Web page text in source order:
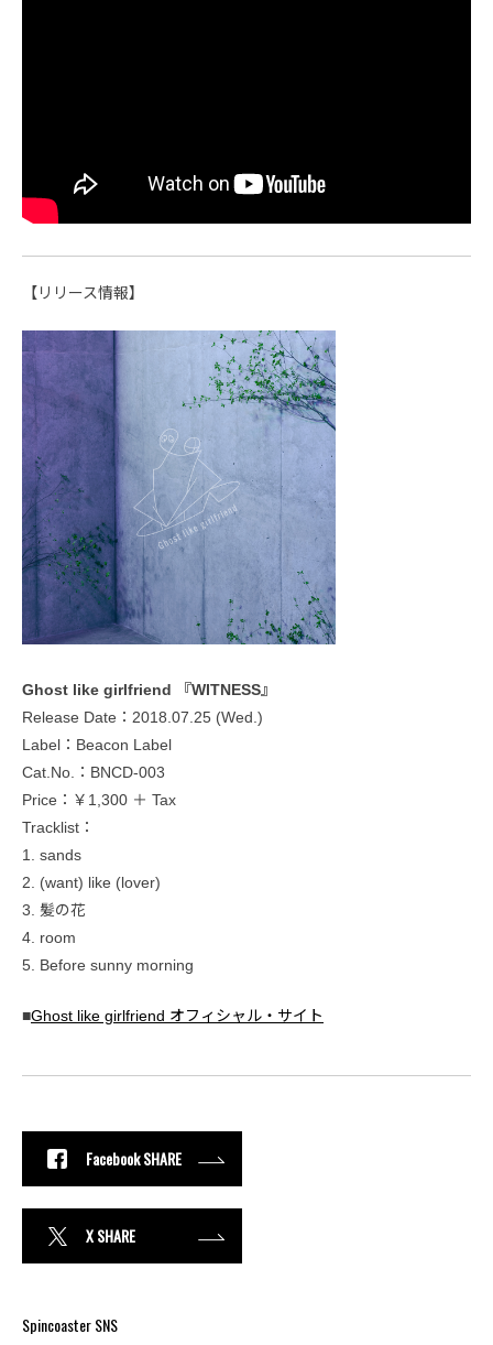
【リリース情報】
Ghost like girlfriend 『WITNESS』
Release Date：2018.07.25 (Wed.)
Label：Beacon Label
Cat.No.：BNCD-003
Price：￥1,300 ＋ Tax
Tracklist：
1. sands
2. (want) like (lover)
3. 髪の花
4. room
5. Before sunny morning
■Ghost like girlfriend オフィシャル・サイト
Facebook SHARE
X SHARE
Spincoaster SNS